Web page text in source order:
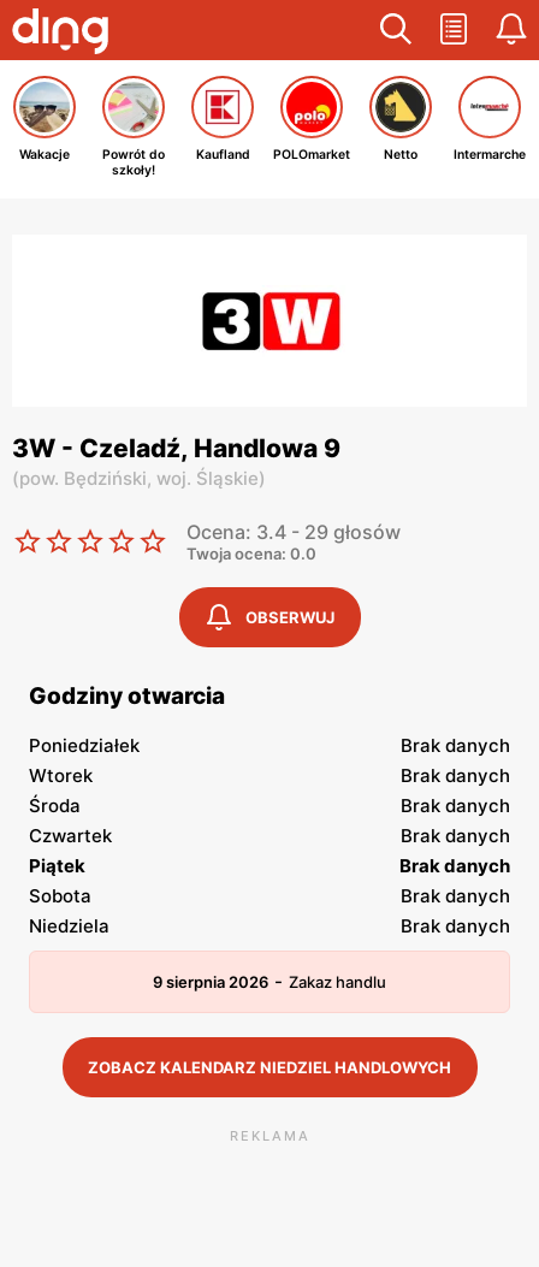
Wakacje
Powrót do
szkoły!
Kaufland POLOmarket Netto Intermarche
3W - Czeladź, Handlowa 9
(pow. Będziński, woj. Śląskie)
Ocena: 3.4 - 29 głosów
Twoja ocena: 0.0
OBSERWUJ
Godziny otwarcia
Poniedziałek
Brak danych
Wtorek
Brak danych
Środa
Brak danych
Czwartek
Brak danych
Piątek
Brak danych
Sobota
Brak danych
Niedziela
Brak danych
9 sierpnia 2026 - Zakaz handlu
ZOBACZ KALENDARZ NIEDZIEL HANDLOWYCH
REKLAMA